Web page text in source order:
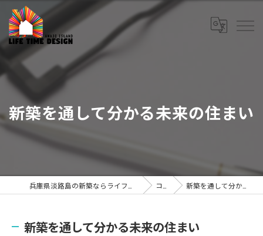
新築を通して分かる未来の住まい
コラム 新築を通して分かる未来の住まい
新築を通して分かる未来の住まい